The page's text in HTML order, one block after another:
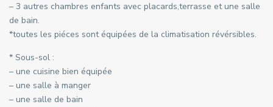
– 3 autres chambres enfants avec placards,terrasse et une salle
de bain.
*toutes les piéces sont équipées de la climatisation révérsibles.
* Sous-sol :
– une cuisine bien équipée
– une salle à manger
– une salle de bain